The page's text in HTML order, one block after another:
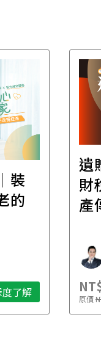
裝
的
了解
遺
財
產
原價